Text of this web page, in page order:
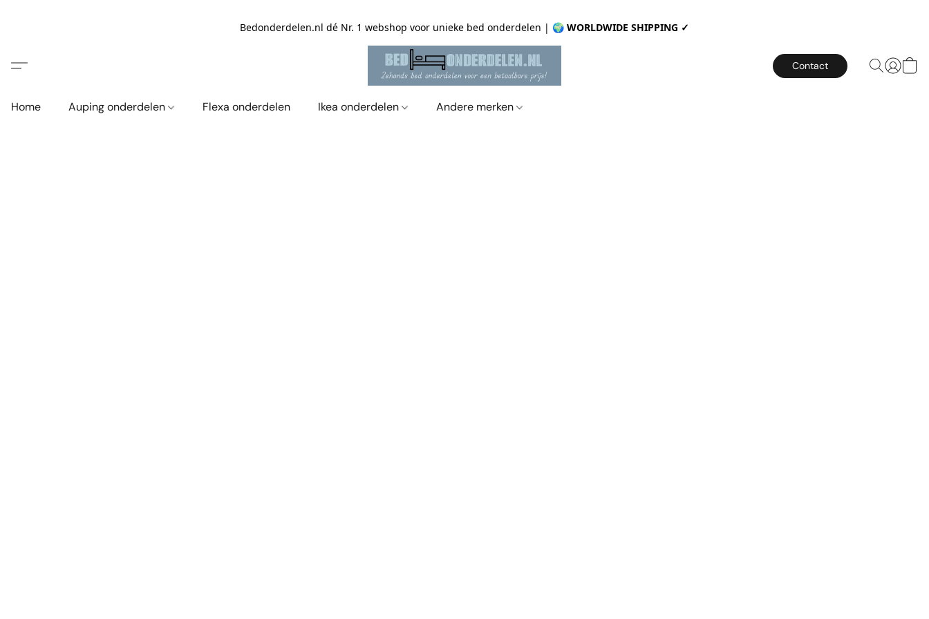
Bedonderdelen.nl dé Nr. 1 webshop voor unieke bed onderdelen | 🌍 WORLDWIDE SHIPPING ✓
Contact
Home Auping onderdelen Flexa onderdelen Ikea onderdelen Andere merken